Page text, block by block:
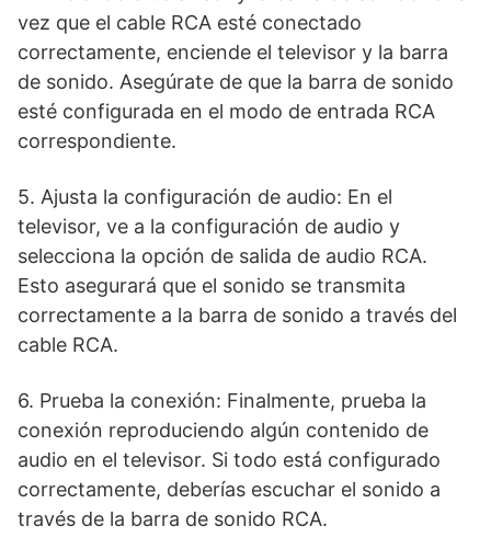
vez que el cable RCA esté conectado
correctamente, enciende el televisor y la barra
de sonido. Asegúrate de que la barra de sonido
esté configurada en el modo de entrada RCA
correspondiente.
5. Ajusta la configuración de audio: En el
televisor, ve a la configuración de audio y
selecciona la opción de salida de audio RCA.
Esto asegurará que el sonido se transmita
correctamente a la barra de sonido a través del
cable RCA.
6. Prueba la conexión: Finalmente, prueba la
conexión reproduciendo algún contenido de
audio en el televisor. Si todo está configurado
correctamente, deberías escuchar el sonido a
través de la barra de sonido RCA.